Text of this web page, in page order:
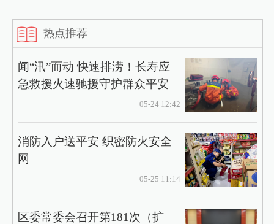
热点推荐
闻“汛”而动 快速排涝！长寿应
急救援火速驰援守护群众平安
05-24 12:42
消防入户送平安 织密防火安全
网
05-25 11:14
区委常委会召开第181次（扩